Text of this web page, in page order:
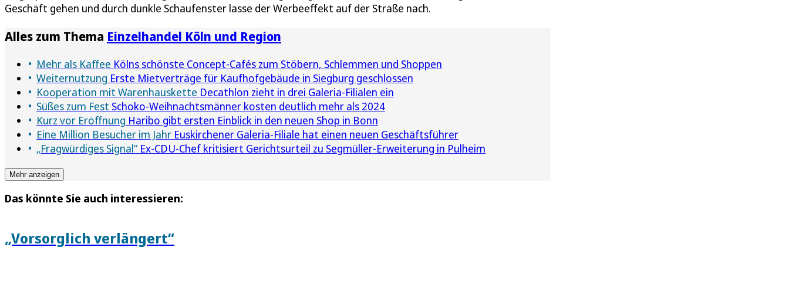
Geschäft gehen und durch dunkle Schaufenster lasse der Werbeeffekt auf der Straße nach.
Alles zum Thema Einzelhandel Köln und Region
Mehr als Kaffee Kölns schönste Concept-Cafés zum Stöbern, Schlemmen und Shoppen
Weiternutzung Erste Mietverträge für Kaufhofgebäude in Siegburg geschlossen
Kooperation mit Warenhauskette Decathlon zieht in drei Galeria-Filialen ein
Süßes zum Fest Schoko-Weihnachtsmänner kosten deutlich mehr als 2024
Kurz vor Eröffnung Haribo gibt ersten Einblick in den neuen Shop in Bonn
Eine Million Besucher im Jahr Euskirchener Galeria-Filiale hat einen neuen Geschäftsführer
„Fragwürdiges Signal“ Ex-CDU-Chef kritisiert Gerichtsurteil zu Segmüller-Erweiterung in Pulheim
Mehr anzeigen
Das könnte Sie auch interessieren:
„Vorsorglich verlängert“